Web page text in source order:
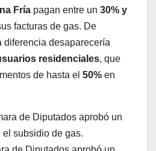
Fría pagan entre un 30% y
facturas de gas. De
diferencia desaparecería
residenciales, que
de hasta el 50% en